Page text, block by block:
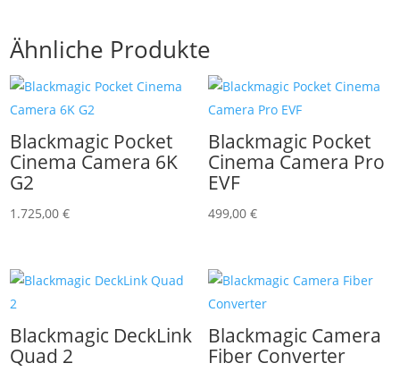
Ähnliche Produkte
Blackmagic Pocket
Cinema Camera 6K
G2
1.725,00€
Blackmagic Pocket
Cinema Camera Pro
EVF
499,00 €
Blackmagic DeckLink
Quad 2
Blackmagic Camera
Fiber Converter